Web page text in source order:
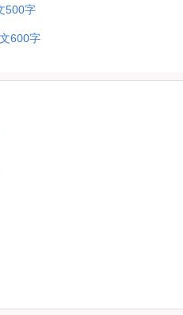
500字
600字